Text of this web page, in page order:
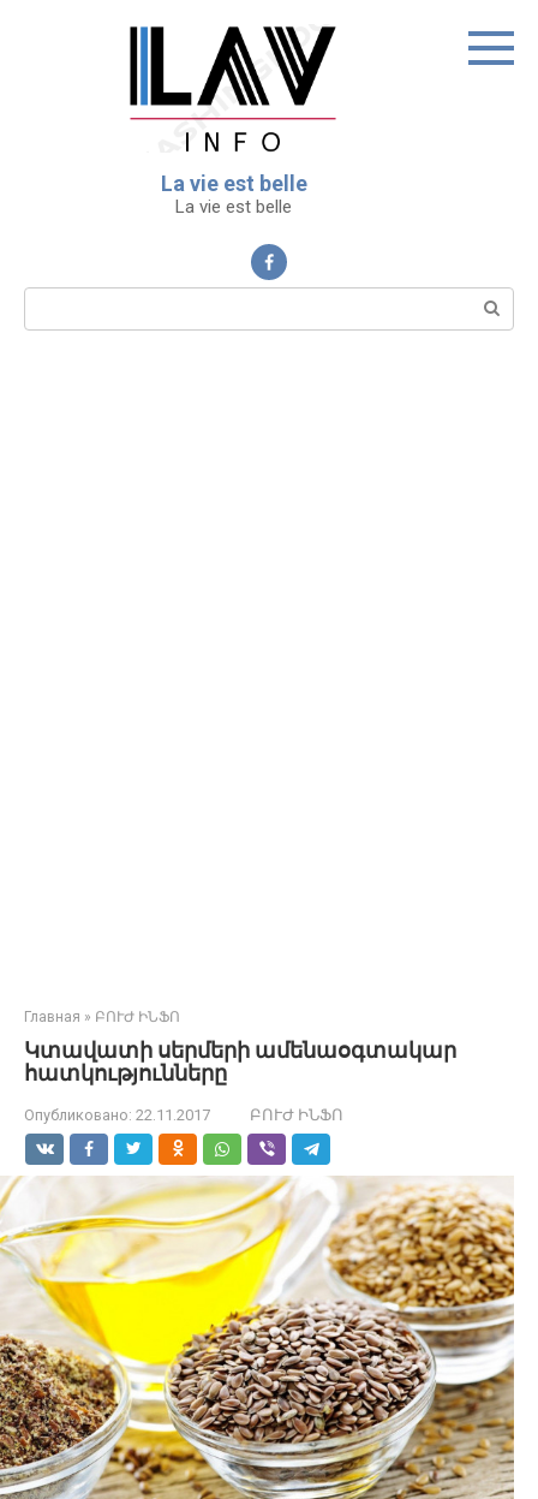
La vie est belle
La vie est belle
Поиск:
Главная » ԲՈՒԺ ԻՆՖՈ
Կտավատի սերմերի ամենաօգտակար
հատկությունները
Опубликовано: 22.11.2017 ԲՈՒԺ ԻՆՖՈ